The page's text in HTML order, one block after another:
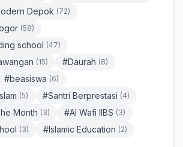
Depok (72)
(58)
school (47)
(15) #Daurah (8)
#beasiswa (6)
(5) #Santri Berprestasi (4)
Month (3) #Al Wafi IIBS (3)
(3) #Islamic Education (2)